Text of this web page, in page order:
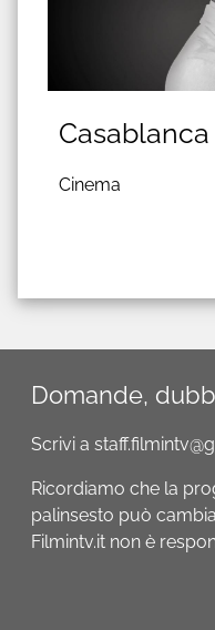
Casablanca
Cinema
Domande,
Scrivi a
Ricordiamo che la
palinsesto può
Filmintv.it non è